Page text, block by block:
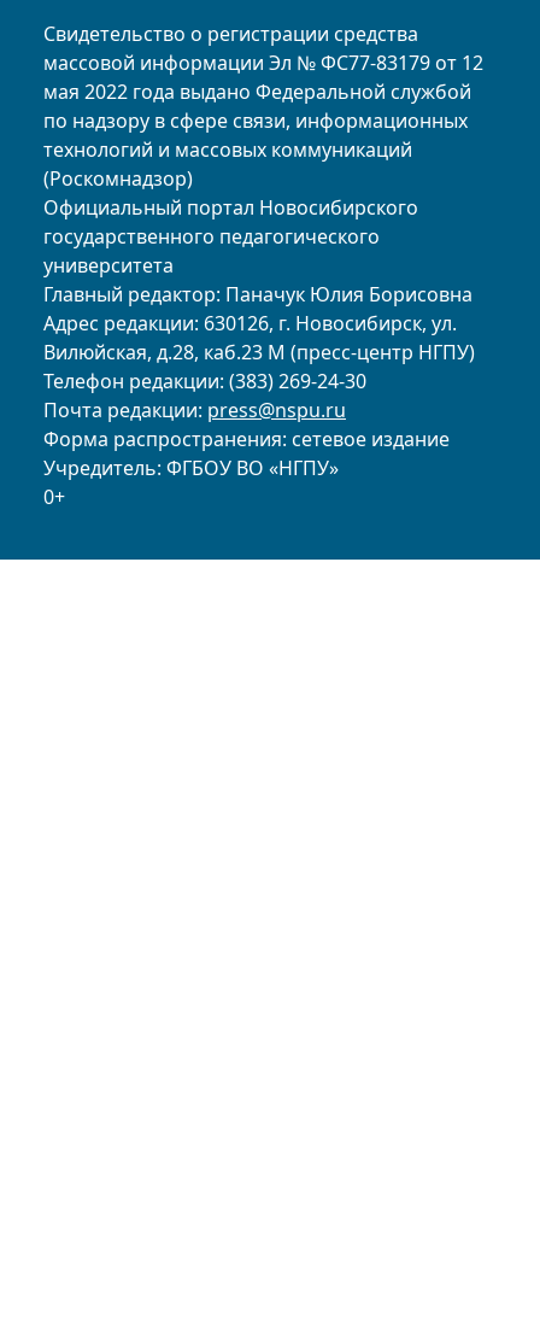
Свидетельство о регистрации средства
массовой информации Эл № ФС77-83179 от 12
мая 2022 года выдано Федеральной службой
по надзору в сфере связи, информационных
технологий и массовых коммуникаций
(Роскомнадзор)
Официальный портал Новосибирского
государственного педагогического
университета
Главный редактор: Паначук Юлия Борисовна
Адрес редакции: 630126, г. Новосибирск, ул.
Вилюйская, д.28, каб.23 М (пресс-центр НГПУ)
Телефон редакции: (383) 269-24-30
Почта редакции: press@nspu.ru
Форма распространения: сетевое издание
Учредитель: ФГБОУ ВО «НГПУ»
0+